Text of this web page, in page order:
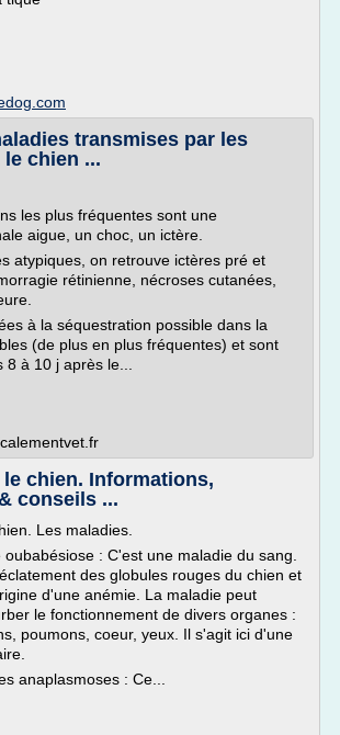
transmises par les
chien ...
les plus fréquentes sont une
aigue, un choc, un ictère.
atypiques, on retrouve ictères pré et
rétinienne, nécroses cutanées,
à la séquestration possible dans la
(de plus en plus fréquentes) et sont
à 10 j après le...
chien. Informations,
conseils ...
Les maladies.
: C'est une maladie du sang.
des globules rouges du chien et
d'une anémie. La maladie peut
le fonctionnement de divers organes :
poumons, coeur, yeux. Il s'agit ici d'une
anaplasmoses : Ce...